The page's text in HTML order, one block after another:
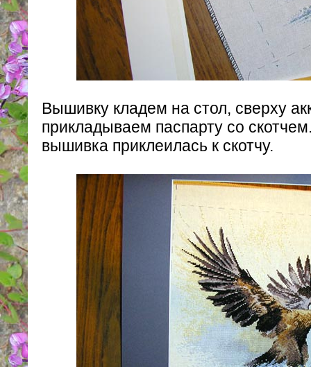
Вышивку кладем на стол, сверху
прикладываем паспарту со
вышивка приклеилась к скотчу.